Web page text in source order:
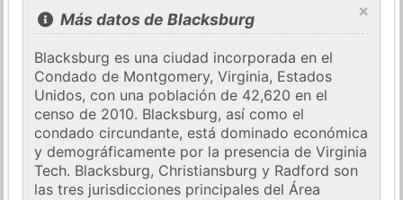
×
Más datos de Blacksburg
Blacksburg es una ciudad incorporada en el
Condado de Montgomery, Virginia, Estados
Unidos, con una población de 42,620 en el
censo de 2010. Blacksburg, así como el
condado circundante, está dominado económica
y demográficamente por la presencia de Virginia
Tech. Blacksburg, Christiansburg y Radford son
las tres jurisdicciones principales del Área